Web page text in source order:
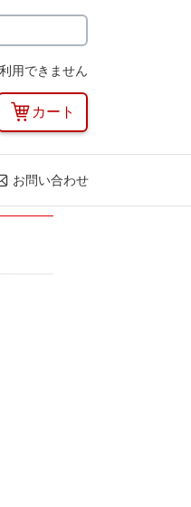
用できません
カート
お問い合わせ